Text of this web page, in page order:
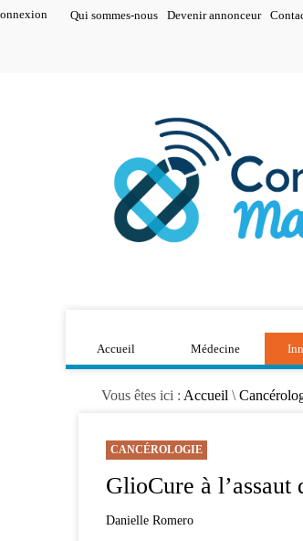
Qui sommes-nous Devenir annonceur
Accueil Médecine
Vous êtes ici : Accueil \
CANCÉROLOGIE
GlioCure à l’assaut
Danielle Romero